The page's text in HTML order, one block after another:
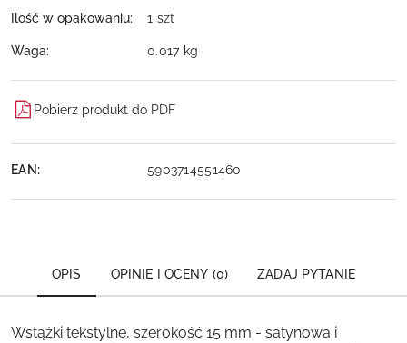
Ilość w opakowaniu: 1 szt
Waga: 0.017 kg
Pobierz produkt do PDF
EAN: 5903714551460
OPIS OPINIE I OCENY (0) ZADAJ PYTANIE
Wstążki tekstylne, szerokość 15 mm - satynowa i